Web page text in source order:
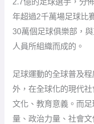
年超過2千萬場足球比
30萬個足球俱樂部，
人員所組織而成的。
足球運動的全球普及
外，在全球化的現代
文化、教育意義。而
量、政治力量、社會